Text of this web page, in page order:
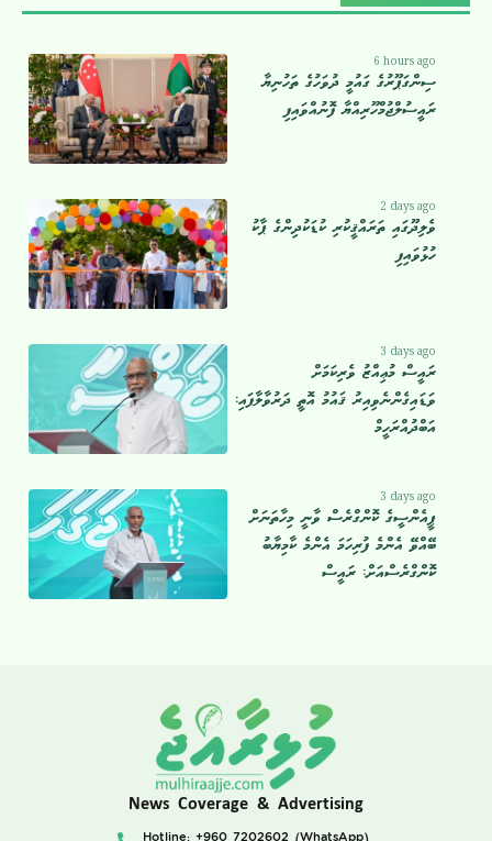
6 hours ago
ސިންގަޕޫރުގެ ގައުމީ ދުވަހުގެ ތަހުނިޔާ
ރައީސުލްޖުމްހޫރިއްޔާ ފޮނުއްވައިފި
2 days ago
ވެލިދޫގައި ތަރައްޤީކުރި ކުޑަކުދިންގެ ޕާކު
ހުޅުވައިފި
3 days ago
ރައީސް މުޢިއްޒު ވެރިކަމަށް
ވަޑައިގެންނެވިއިރު ޤައުމު އޮތީ ދަރުވާލާފައި:
އަބްދުއްރަހީމް
3 days ago
ޕީއެންސީގެ ކޮންގްރެސް ވާނީ މިހާތަނަށް
ބޭއްވޭ އެންމެ ފުރިހަމަ އެންމެ ކާމިޔާބު
ކޮންގްރެސްއަށް: ރައީސް
News Coverage & Advertising